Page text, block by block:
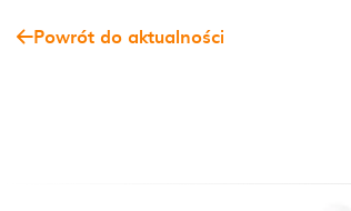
Powrót do aktualności